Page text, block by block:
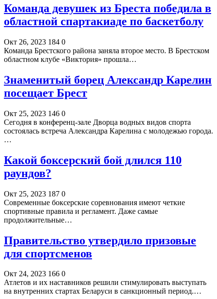
Команда девушек из Бреста победила в
областной спартакиаде по баскетболу
Окт 26, 2023 184 0
Команда Брестского района заняла второе место. В Брестском
областном клубе «Виктория» прошла…
Знаменитый борец Александр Карелин
посещает Брест
Окт 25, 2023 146 0
Сегодня в конференц-зале Дворца водных видов спорта
состоялась встреча Александра Карелина с молодежью города.
…
Какой боксерский бой длился 110
раундов?
Окт 25, 2023 187 0
Современные боксерские соревнования имеют четкие
спортивные правила и регламент. Даже самые
продолжительные…
Правительство утвердило призовые
для спортсменов
Окт 24, 2023 166 0
Атлетов и их наставников решили стимулировать выступать
на внутренних стартах Беларуси в санкционный период.…